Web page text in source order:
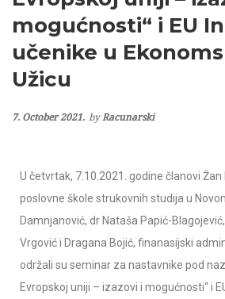
mogućnosti“ i EU
učenike u
Užicu
7. October 2021. byRacunarski
U četvrtak, 7.10.2021. godine članovi
poslovne škole strukovnih studija u
Damnjanović, dr Nataša Papić-
Vrgović i Dragana Bojić, finanasijski
održali su seminar za nastavnike pod
Evropskoj uniji – izazovi i mogućnosti“ i